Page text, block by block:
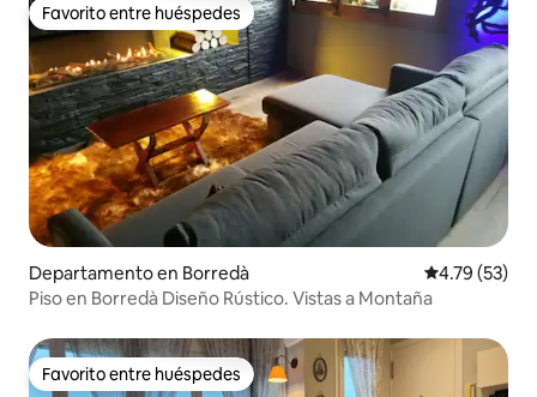
Favorito entre huéspedes
Favorito entre huéspedes
Departamento en Borredà Calificación
4.79 (53)
Piso en Borredà Diseño Rústico. Vistas a Montaña
Favorito entre huéspedes
Favorito entre huéspedes